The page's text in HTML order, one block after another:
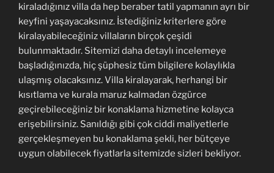
kiraladığınız villa da hep beraber tatil yapmanın ayrı bir
keyfini yaşayacaksınız. İstediğiniz kriterlere göre
kiralayabileceğiniz villaların birçok çeşidi
bulunmaktadır. Sitemizi daha detaylı incelemeye
başladığınızda, hiç şüphesiz tüm bilgilere kolaylıkla
ulaşmış olacaksınız. Villa kiralayarak, herhangi bir
kısıtlama ve kurala maruz kalmadan özgürce
geçirebileceğiniz bir konaklama hizmetine kolayca
erişebilirsiniz. Sanıldığı gibi çok ciddi maliyetlerle
gerçekleşmeyen bu konaklama şekli, her bütçeye
uygun olabilecek fiyatlarla sitemizde sizleri bekliyor.